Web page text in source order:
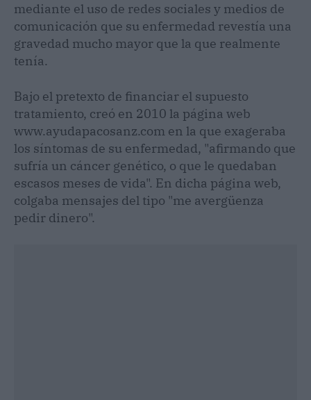
mediante el uso de redes sociales y medios de
comunicación que su enfermedad revestía una
gravedad mucho mayor que la que realmente
tenía.
Bajo el pretexto de financiar el supuesto
tratamiento, creó en 2010 la página web
www.ayudapacosanz.com en la que exageraba
los síntomas de su enfermedad, "afirmando que
sufría un cáncer genético, o que le quedaban
escasos meses de vida". En dicha página web,
colgaba mensajes del tipo "me avergüenza
pedir dinero".